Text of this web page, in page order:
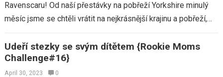
Ravenscaru! Od naší přestávky na pobřeží Yorkshire minulý
měsíc jsme se chtěli vrátit na nejkrásnější krajinu a pobřeží,
Udeří stezky se svým dítětem {Rookie Moms
Challenge#16}
April 30, 2023 0